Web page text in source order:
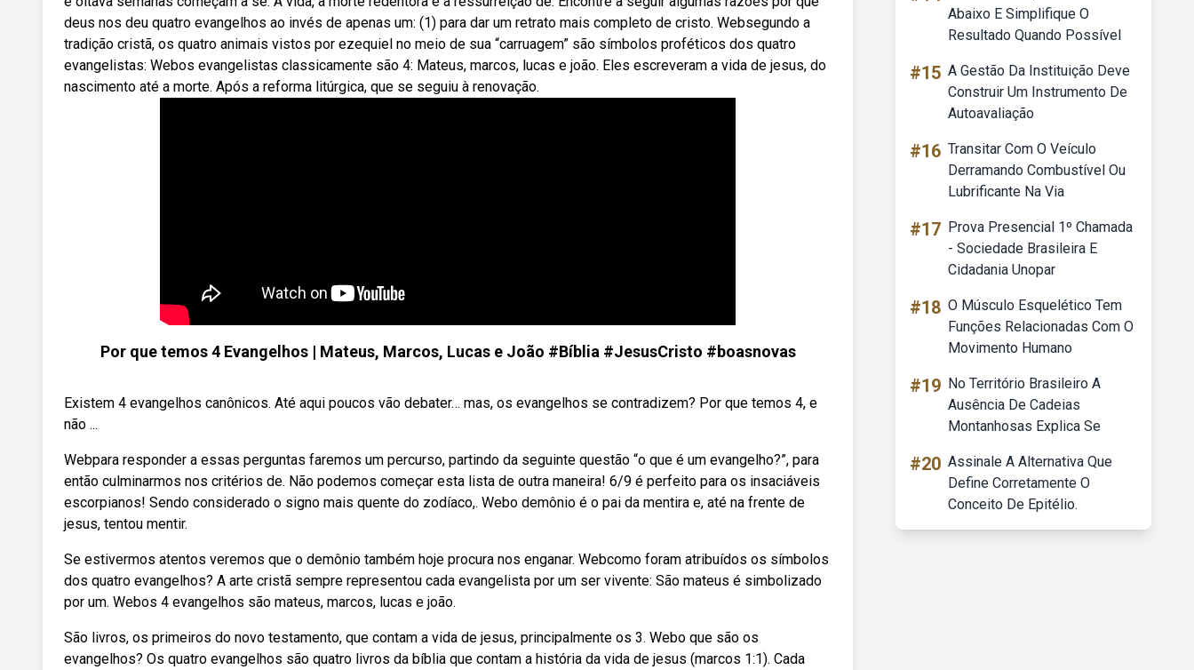
deus nos deu quatro evangelhos ao invés de apenas um: (1) para dar um retrato mais completo de cristo. Websegundo a
tradição cristã, os quatro animais vistos por ezequiel no meio de sua “carruagem” são símbolos proféticos dos quatro
evangelistas: Webos evangelistas classicamente são 4: Mateus, marcos, lucas e joão. Eles escreveram a vida de jesus, do
nascimento até a morte. Após a reforma litúrgica, que se seguiu à renovação.
Por que temos 4 Evangelhos | Mateus, Marcos, Lucas e João #Bíblia #JesusCristo #boasnovas
Existem 4 evangelhos canônicos. Até aqui poucos vão debater… mas, os evangelhos se contradizem? Por que temos 4, e
não ...
Webpara responder a essas perguntas faremos um percurso, partindo da seguinte questão “o que é um evangelho?”, para
então culminarmos nos critérios de. Não podemos começar esta lista de outra maneira! 6/9 é perfeito para os insaciáveis
escorpianos! Sendo considerado o signo mais quente do zodíaco,. Webo demônio é o pai da mentira e, até na frente de
jesus, tentou mentir.
Se estivermos atentos veremos que o demônio também hoje procura nos enganar. Webcomo foram atribuídos os símbolos
dos quatro evangelhos? A arte cristã sempre representou cada evangelista por um ser vivente: São mateus é simbolizado
por um. Webos 4 evangelhos são mateus, marcos, lucas e joão.
São livros, os primeiros do novo testamento, que contam a vida de jesus, principalmente os 3. Webo que são os
evangelhos? Os quatro evangelhos são quatro livros da bíblia que contam a história da vida de jesus (marcos 1:1). Cada
Abaixo E Simplifique O
Resultado Quando Possível
#15 A Gestão Da Instituição Deve
Construir Um Instrumento De
Autoavaliação
#16 Transitar Com O Veículo
Derramando Combustível Ou
Lubrificante Na Via
#17 Prova Presencial 1º Chamada
- Sociedade Brasileira E
Cidadania Unopar
#18 O Músculo Esquelético Tem
Funções Relacionadas Com O
Movimento Humano
#19 No Território Brasileiro A
Ausência De Cadeias
Montanhosas Explica Se
#20 Assinale A Alternativa Que
Define Corretamente O
Conceito De Epitélio.